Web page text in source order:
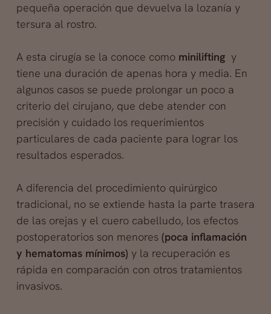
pequeña operación que devuelva la lozanía y
tersura al rostro.
A esta cirugía se la conoce como miniliftingy
tiene una duración de apenas hora y media. En
algunos casos se puede prolongar un poco a
criterio del cirujano, que debe atender con
precisión y cuidado los requerimientos
particulares de cada paciente para lograr los
resultados esperados.
A diferencia del procedimiento quirúrgico
tradicional, no se extiende hasta la parte trasera
de las orejas y el cuero cabelludo, los efectos
postoperatorios son menores (poca inflamación
y hematomas mínimos) y la recuperación es
rápida en comparación con otros tratamientos
invasivos.